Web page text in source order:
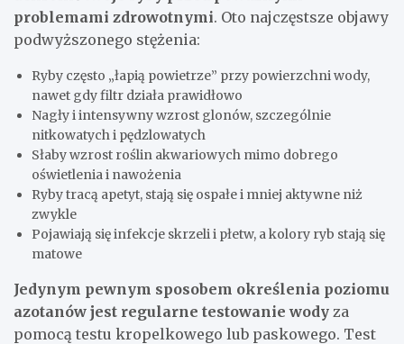
problemami zdrowotnymi. Oto najczęstsze objawy
podwyższonego stężenia:
Ryby często „łapią powietrze” przy powierzchni wody,
nawet gdy filtr działa prawidłowo
Nagły i intensywny wzrost glonów, szczególnie
nitkowatych i pędzlowatych
Słaby wzrost roślin akwariowych mimo dobrego
oświetlenia i nawożenia
Ryby tracą apetyt, stają się ospałe i mniej aktywne niż
zwykle
Pojawiają się infekcje skrzeli i płetw, a kolory ryb stają się
matowe
Jedynym pewnym sposobem określenia poziomu
azotanów jest regularne testowanie wody za
pomocą testu kropelkowego lub paskowego. Test